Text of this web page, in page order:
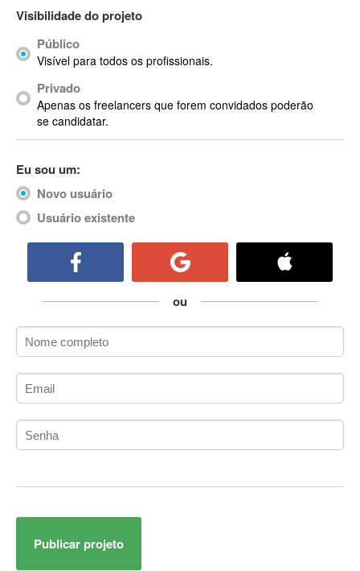
ACPI
Acrobat X
ACT
Actian
Actimize
ActionScript 3
Active Directory
ActiveCollab
ActiveX
ActiveX Data Objects (ADO)
Ada
Adianti Framework
ADK
Administração
Administração de Artistas e Repertórios
Administração de Redes
Administração PostgreSQL
ADO.NET Entity Framework
Visibilidade do projeto
Público
Visível para todos os profissionais.
Privado
Apenas os freelancers que forem convidados poderão
se candidatar.
Eu sou um:
Novo usuário
Usuário existente
ou
Publicar projeto